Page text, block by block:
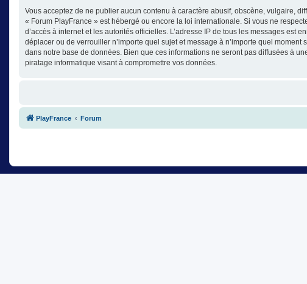
Vous acceptez de ne publier aucun contenu à caractère abusif, obscène, vulgaire,
« Forum PlayFrance » est hébergé ou encore la loi internationale. Si vous ne
d’accès à internet et les autorités officielles. L’adresse IP de tous les messages est
déplacer ou de verrouiller n’importe quel sujet et message à n’importe quel
dans notre base de données. Bien que ces informations ne seront pas diffusées à
piratage informatique visant à compromettre vos données.
PlayFrance Forum